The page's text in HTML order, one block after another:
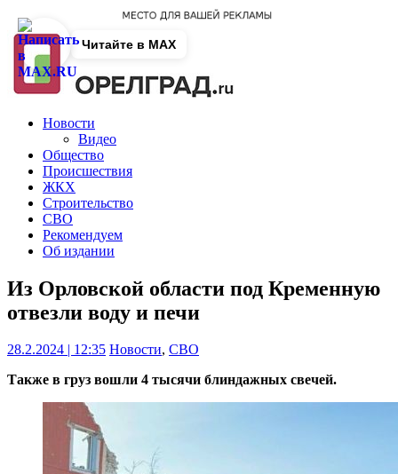
Новости
Видео
Общество
Происшествия
ЖКХ
Строительство
СВО
Рекомендуем
Об издании
Из Орловской области под Кременную
отвезли воду и печи
28.2.2024 | 12:35 Новости, СВО
Также в груз вошли 4 тысячи блиндажных свечей.
Читайте в MAX